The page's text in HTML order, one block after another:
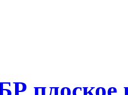
плоское